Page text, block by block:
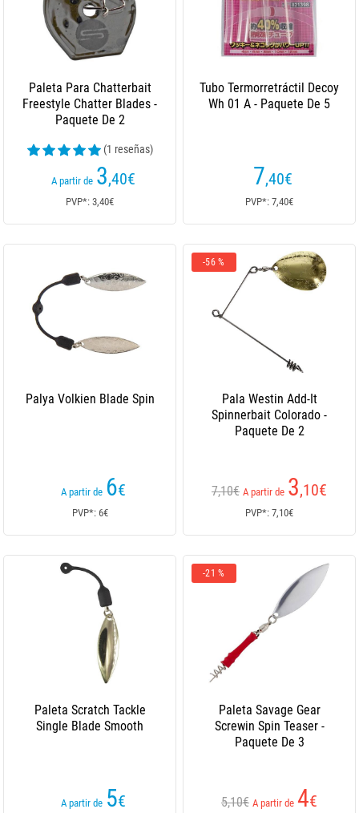
Paleta Para Chatterbait
Freestyle Chatter Blades -
Paquete De 2
(1 reseñas)
A partir de 3,40€
PVP*: 3,40€
Tubo Termorretráctil Decoy
Wh 01 A - Paquete De 5
7,40€
PVP*: 7,40€
Palya Volkien Blade Spin
A partir de 6€
PVP*: 6€
-56 %
Pala Westin Add-It
Spinnerbait Colorado -
Paquete De 2
7,10€ A partir de 3,10€
PVP*: 7,10€
Paleta Scratch Tackle
Single Blade Smooth
A partir de 5€
-21 %
Paleta Savage Gear
Screwin Spin Teaser -
Paquete De 3
5,10€ A partir de 4€